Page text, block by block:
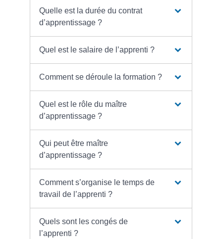
Quelle est la durée du contrat
d’apprentissage ?
Quel est le salaire de l’apprenti ?
Comment se déroule la formation ?
Quel est le rôle du maître
d’apprentissage ?
Qui peut être maître
d’apprentissage ?
Comment s’organise le temps de
travail de l’apprenti ?
Quels sont les congés de
l’apprenti ?